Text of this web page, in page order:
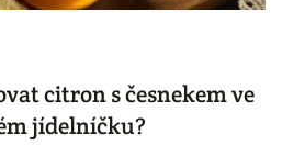
citron s česnekem ve
jídelníčku?